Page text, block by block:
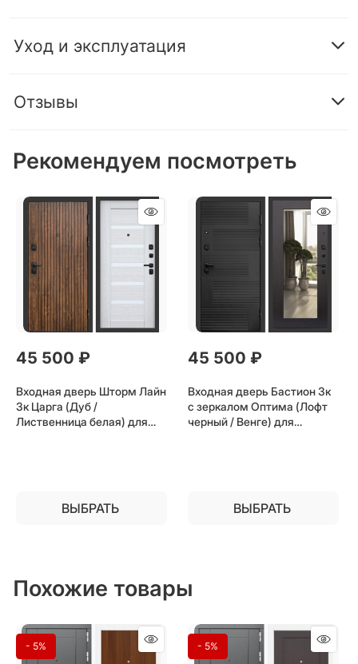
Уход и эксплуатация
Отзывы
Рекомендуем посмотреть
45 500 ₽
Входная дверь Шторм Лайн
3к Царга (Дуб /
Лиственница белая) для
ВЫБРАТЬ
45 500 ₽
Входная дверь Бастион 3к
с зеркалом Оптима (Лофт
черный / Венге) для
ВЫБРАТЬ
Похожие товары
- 5% - 5%